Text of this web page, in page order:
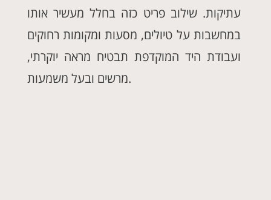
עתיקות. שילוב פריט כזה בחלל מעשיר אותו
במחשבות על טיולים, מסעות ומקומות רחוקים
ועבודת היד המוקדפת תבטיח מראה יוקרתי,
מרשים ובעל משמעות.